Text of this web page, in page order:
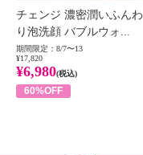
チェンジ 濃密潤いふんわ
り泡洗顔 バブルウォ...
期間限定：8/7〜13
¥17,820
¥6,980(税込)
60%OFF